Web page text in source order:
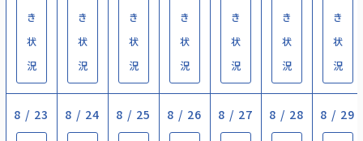
き
状
況
き
状
況
き
状
況
き
状
況
き
状
況
き
状
況
き
状
況
8 / 23 8 / 24 8 / 25 8 / 26 8 / 27 8 / 28 8 / 29